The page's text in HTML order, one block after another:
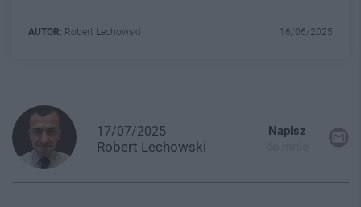
AUTOR: Robert Lechowski 16/06/2025
17/07/2025
Robert Lechowski
Napisz